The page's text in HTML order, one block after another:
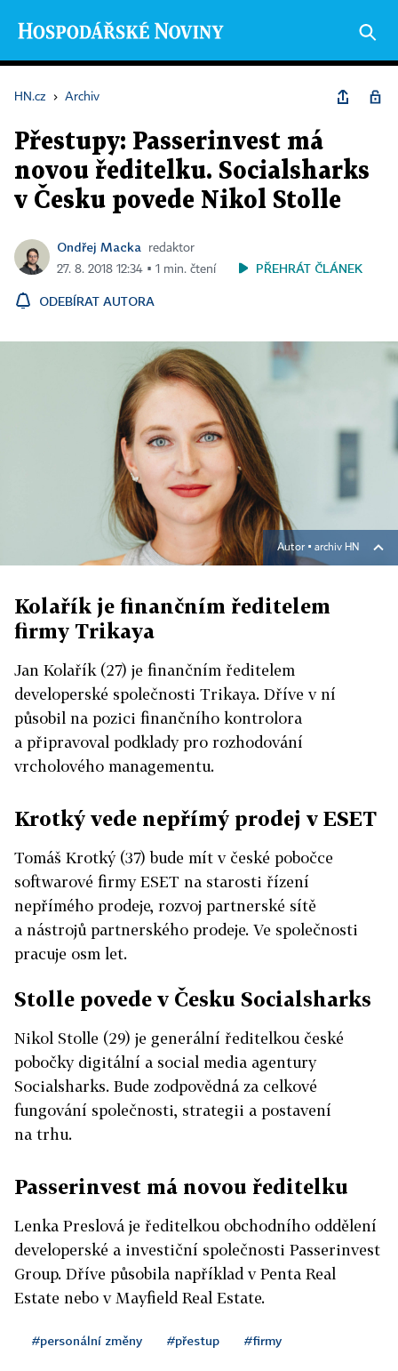
HN.cz › Archiv
Přestupy: Passerinvest má
novou ředitelku. Socialsharks
v Česku povede Nikol Stolle
Ondřej Macka
redaktor
27. 8. 2018 12:34 ▪ 1 min. čtení
PŘEHRÁT ČLÁNEK
ODEBÍRAT AUTORA
Autor ▪ archiv HN
Kolařík je finančním ředitelem
firmy Trikaya
Jan Kolařík (27) je finančním ředitelem
developerské společnosti Trikaya. Dříve v ní
působil na pozici finančního kontrolora
a připravoval podklady pro rozhodování
vrcholového managementu.
Krotký vede nepřímý prodej v ESET
Tomáš Krotký (37) bude mít v české pobočce
softwarové firmy ESET na starosti řízení
nepřímého prodeje, rozvoj partnerské sítě
a nástrojů partnerského prodeje. Ve společnosti
pracuje osm let.
Stolle povede v Česku Socialsharks
Nikol Stolle (29) je generální ředitelkou české
pobočky digitální a social media agentury
Socialsharks. Bude zodpovědná za celkové
fungování společnosti, strategii a postavení
na trhu.
Passerinvest má novou ředitelku
Lenka Preslová je ředitelkou obchodního oddělení
developerské a investiční společnosti Passerinvest
Group. Dříve působila například v Penta Real
Estate nebo v Mayfield Real Estate.
#personální změny #přestup #firmy